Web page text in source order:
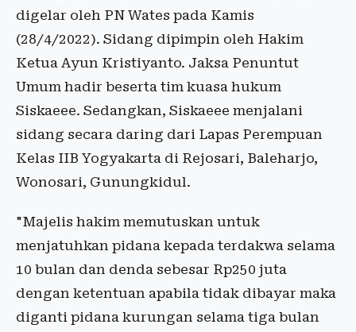
digelar oleh PN Wates pada Kamis
(28/4/2022). Sidang dipimpin oleh Hakim
Ketua Ayun Kristiyanto. Jaksa Penuntut
Umum hadir beserta tim kuasa hukum
Siskaeee. Sedangkan, Siskaeee menjalani
sidang secara daring dari Lapas Perempuan
Kelas IIB Yogyakarta di Rejosari, Baleharjo,
Wonosari, Gunungkidul.
"Majelis hakim memutuskan untuk
menjatuhkan pidana kepada terdakwa selama
10 bulan dan denda sebesar Rp250 juta
dengan ketentuan apabila tidak dibayar maka
diganti pidana kurungan selama tiga bulan